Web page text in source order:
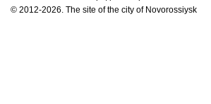
© 2012-2026. The site of the city of Novorossiysk